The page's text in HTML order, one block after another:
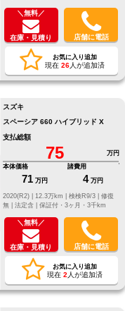
＼無料／
在庫・見積り 店舗に電話
お気に入り追加
現在 26人が追加済
スズキ
スペーシア 660 ハイブリッド X
支払総額
75
万円
本体価格
71 万円
諸費用
4 万円
修復
無 | 法定含 | 保証付・3ヶ月・3千km
＼無料／
在庫・見積り 店舗に電話
お気に入り追加
現在 2 人が追加済